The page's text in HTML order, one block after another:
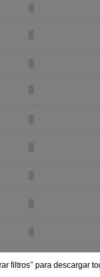
filtros" para descargar